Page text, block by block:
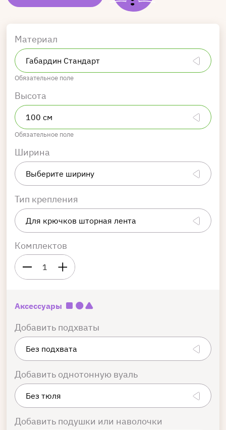
Материал
Обязательное поле
Высота
Обязательное поле
Ширина
Тип крепления
Комплектов
1
Аксессуары
Добавить подхваты
Добавить однотонную вуаль
Добавить подушки или наволочки